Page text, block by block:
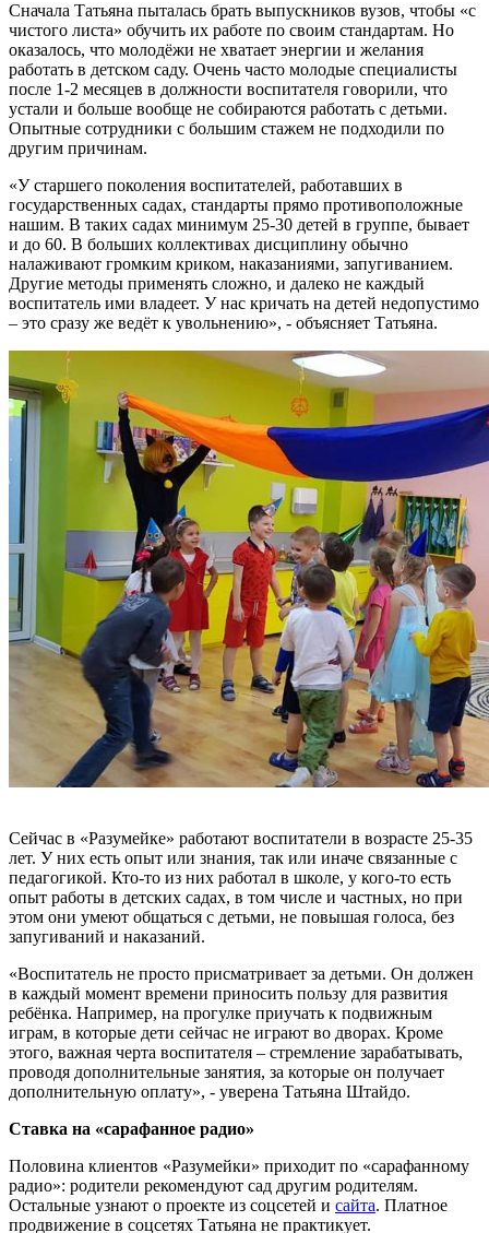
Сначала Татьяна пыталась брать выпускников вузов, чтобы «с
чистого листа» обучить их работе по своим стандартам. Но
оказалось, что молодёжи не хватает энергии и желания
работать в детском саду. Очень часто молодые специалисты
после 1-2 месяцев в должности воспитателя говорили, что
устали и больше вообще не собираются работать с детьми.
Опытные сотрудники с большим стажем не подходили по
другим причинам.
«У старшего поколения воспитателей, работавших в
государственных садах, стандарты прямо противоположные
нашим. В таких садах минимум 25-30 детей в группе, бывает
и до 60. В больших коллективах дисциплину обычно
налаживают громким криком, наказаниями, запугиванием.
Другие методы применять сложно, и далеко не каждый
воспитатель ими владеет. У нас кричать на детей недопустимо
– это сразу же ведёт к увольнению», - объясняет Татьяна.
Сейчас в «Разумейке» работают воспитатели в возрасте 25-35
лет. У них есть опыт или знания, так или иначе связанные с
педагогикой. Кто-то из них работал в школе, у кого-то есть
опыт работы в детских садах, в том числе и частных, но при
этом они умеют общаться с детьми, не повышая голоса, без
запугиваний и наказаний.
«Воспитатель не просто присматривает за детьми. Он должен
в каждый момент времени приносить пользу для развития
ребёнка. Например, на прогулке приучать к подвижным
играм, в которые дети сейчас не играют во дворах. Кроме
этого, важная черта воспитателя – стремление зарабатывать,
проводя дополнительные занятия, за которые он получает
дополнительную оплату», - уверена Татьяна Штайдо.
Ставка на «сарафанное радио»
Половина клиентов «Разумейки» приходит по «сарафанному
радио»: родители рекомендуют сад другим родителям.
Остальные узнают о проекте из соцсетей и сайта. Платное
продвижение в соцсетях Татьяна не практикует.